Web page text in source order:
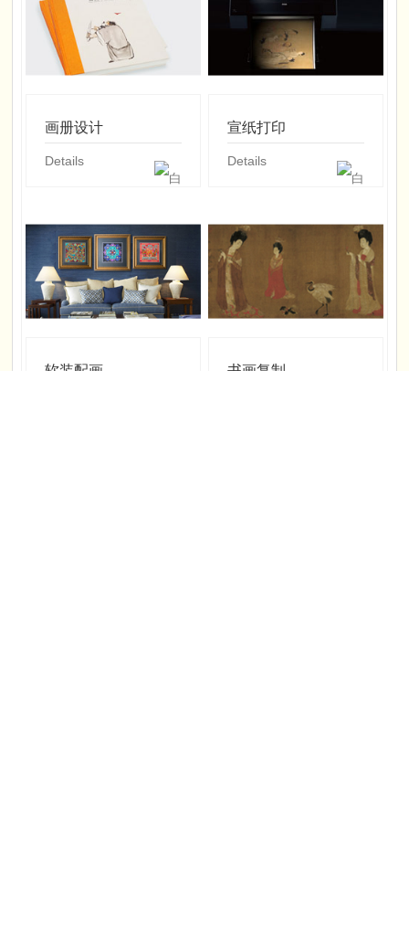
画册设计
Details
宣纸打印
Details
软装配画 书画复制